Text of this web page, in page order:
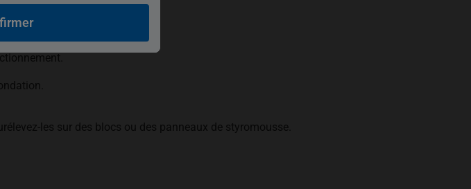
les sur des blocs ou des panneaux de styromousse.